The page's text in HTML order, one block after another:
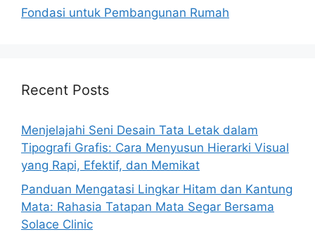
Fondasi untuk Pembangunan Rumah
Recent Posts
Menjelajahi Seni Desain Tata Letak dalam
Tipografi Grafis: Cara Menyusun Hierarki Visual
yang Rapi, Efektif, dan Memikat
Panduan Mengatasi Lingkar Hitam dan Kantung
Mata: Rahasia Tatapan Mata Segar Bersama
Solace Clinic